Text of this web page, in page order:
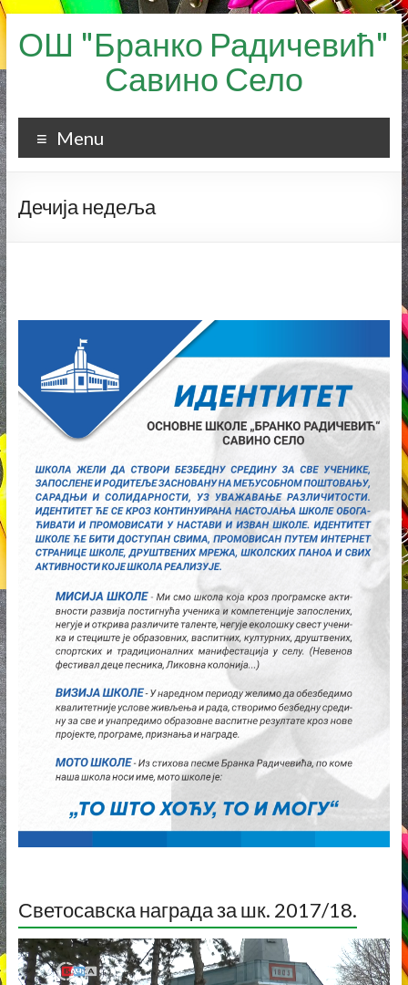
Skip
to
content
ОШ "Бранко Радичевић"
Савино Село
Menu
Дечија недеља
Светосавска награда за шк. 2017/18.
Прегледач
видео